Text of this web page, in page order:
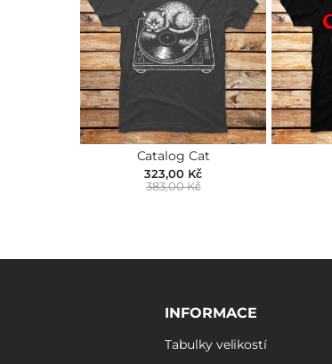
Catalog Cat
323,00 Kč
383,00 Kč
INFORMACE
Tabulky velikostí